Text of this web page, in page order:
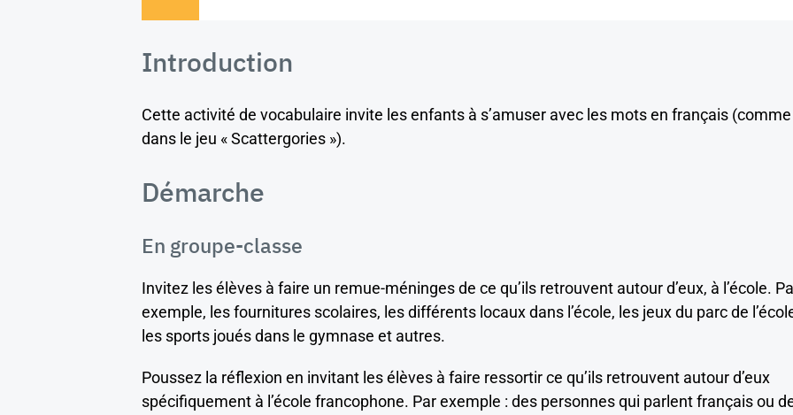
Introduction
Cette activité de vocabulaire invite les enfants à s’amuser avec les mots en français (comme
dans le jeu « Scattergories »).
Démarche
En groupe-classe
Invitez les élèves à faire un remue-méninges de ce qu’ils retrouvent autour d’eux, à l’école.
exemple, les fournitures scolaires, les différents locaux dans l’école, les jeux du parc de
les sports joués dans le gymnase et autres.
Poussez la réflexion en invitant les élèves à faire ressortir ce qu’ils retrouvent autour d’eux
spécifiquement à l’école francophone. Par exemple : des personnes qui parlent français ou